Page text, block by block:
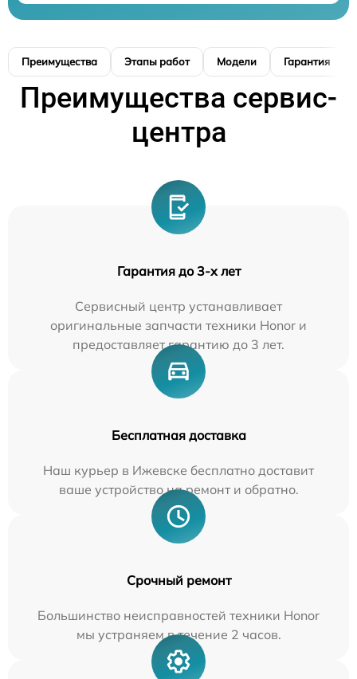
Преимущества Этапы работ Модели Гарантия
Преимущества сервис-
центра
Гарантия до 3-х лет
Сервисный центр устанавливает
оригинальные запчасти техники Honor и
предоставляет гарантию до 3 лет.
Бесплатная доставка
Наш курьер в Ижевске бесплатно доставит
ваше устройство на ремонт и обратно.
Срочный ремонт
Большинство неисправностей техники Honor
мы устраняем в течение 2 часов.